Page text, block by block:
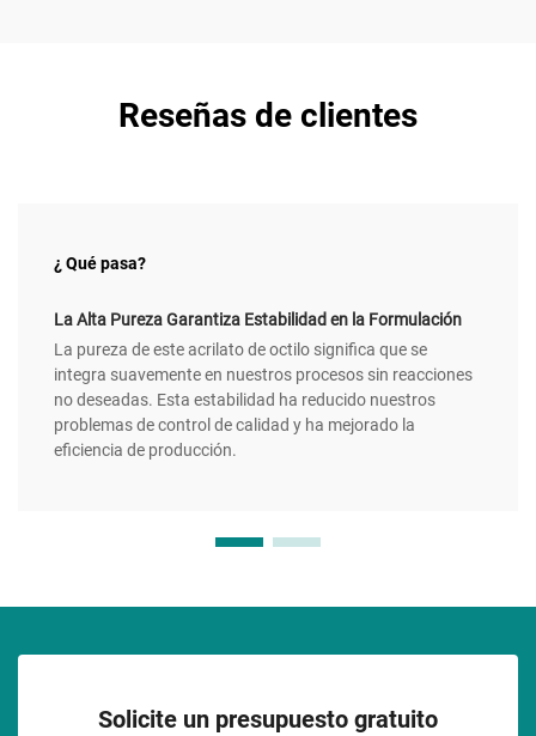
Reseñas de clientes
¿ Qué pasa?
La Alta Pureza Garantiza Estabilidad en la Formulación
La pureza de este acrilato de octilo significa que se
integra suavemente en nuestros procesos sin reacciones
no deseadas. Esta estabilidad ha reducido nuestros
problemas de control de calidad y ha mejorado la
eficiencia de producción.
Solicite un presupuesto gratuito